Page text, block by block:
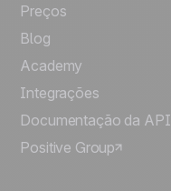
Français
Español
Italiano
Deutsch
Preços
Blog
Academy
Integrações
Documentação da API
Positive Group